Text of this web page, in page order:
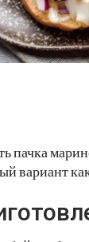
пачка
вариант